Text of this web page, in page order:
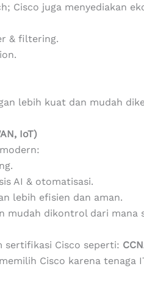
Cisco juga menyediakan
& filtering.
lebih kuat dan mudah
IoT)
AI & otomatisasi.
lebih efisien dan aman.
mudah dikontrol dari mana
sertifikasi Cisco seperti:
Cisco karena